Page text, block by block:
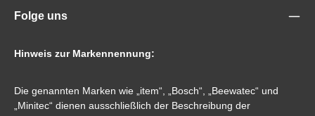
Folge uns
Hinweis zur Markennennung:
Die genannten Marken wie „item“, „Bosch“, „Beewatec“ und
„Minitec“ dienen ausschließlich der Beschreibung der